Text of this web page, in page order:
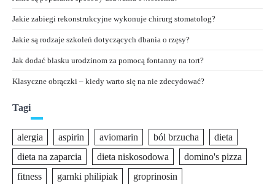
Jakie zabiegi rekonstrukcyjne wykonuje chirurg stomatolog?
Jakie są rodzaje szkoleń dotyczących dbania o rzęsy?
Jak dodać blasku urodzinom za pomocą fontanny na tort?
Klasyczne obrączki – kiedy warto się na nie zdecydować?
Tagi
alergia aspirin aviomarin ból brzucha
dieta
dieta na zaparcia
dieta niskosodowa
domino's pizza
fitness
garnki philipiak
groprinosin